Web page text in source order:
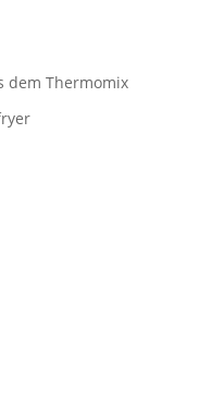
dem Thermomix